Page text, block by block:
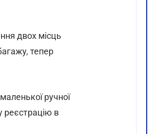
двох місць
тепер
ручної
реєстрацію в